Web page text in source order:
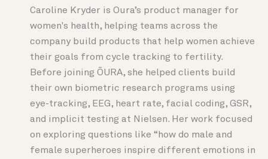
Caroline Kryder is Oura’s product manager for
women's health, helping teams across the
company build products that help women achieve
their goals from cycle tracking to fertility.
Before joining ŌURA, she helped clients build
their own biometric research programs using
eye-tracking, EEG, heart rate, facial coding, GSR,
and implicit testing at Nielsen. Her work focused
on exploring questions like “how do male and
female superheroes inspire different emotions in